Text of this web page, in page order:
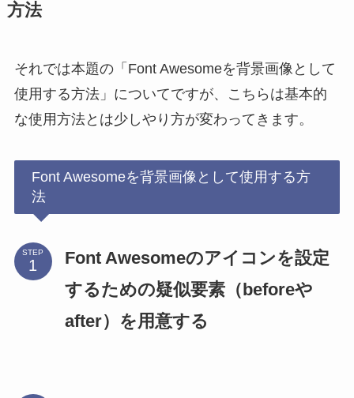
方法
それでは本題の「Font Awesomeを背景画像として
使用する方法」についてですが、こちらは基本的
な使用方法とは少しやり方が変わってきます。
Font Awesomeを背景画像として使用する方
法
STEP
Font Awesomeのアイコンを設定
するための疑似要素（beforeや
after）を用意する